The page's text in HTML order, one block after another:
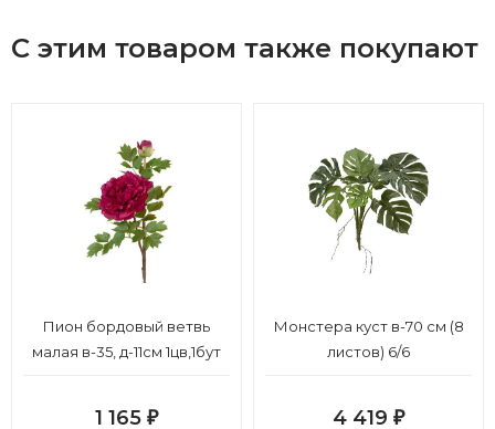
С этим товаром также покупают
Пион бордовый ветвь
малая в-35, д-11см 1цв,1бут
1 165 ₽
Монстера куст в-70 см (8
листов) 6/6
4 419 ₽